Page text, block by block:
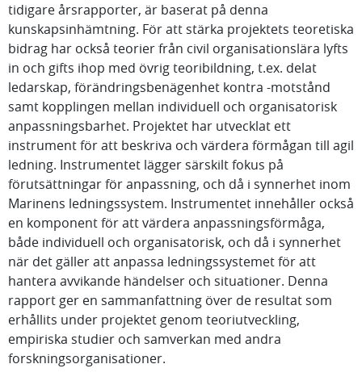
tidigare årsrapporter, är baserat på denna
kunskapsinhämtning. För att stärka projektets teoretiska
bidrag har också teorier från civil organisationslära lyfts
in och gifts ihop med övrig teoribildning, t.ex. delat
ledarskap, förändringsbenägenhet kontra -motstånd
samt kopplingen mellan individuell och organisatorisk
anpassningsbarhet. Projektet har utvecklat ett
instrument för att beskriva och värdera förmågan till agil
ledning. Instrumentet lägger särskilt fokus på
förutsättningar för anpassning, och då i synnerhet inom
Marinens ledningssystem. Instrumentet innehåller också
en komponent för att värdera anpassningsförmåga,
både individuell och organisatorisk, och då i synnerhet
när det gäller att anpassa ledningssystemet för att
hantera avvikande händelser och situationer. Denna
rapport ger en sammanfattning över de resultat som
erhållits under projektet genom teoriutveckling,
empiriska studier och samverkan med andra
forskningsorganisationer.